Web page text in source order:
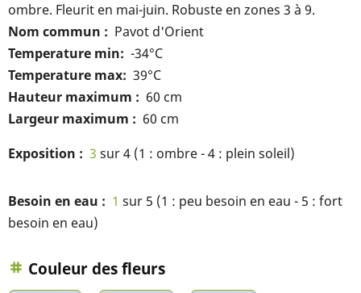
ombre. Fleurit en mai-juin. Robuste en zones 3 à 9.
Nom commun
Pavot d'Orient
Temperature min
-34°C
Temperature max 39°C
Hauteur maximum
60 cm
Largeur maximum
60 cm
Exposition
3 sur 4 (1 : ombre - 4 : plein soleil)
Besoin en eau 1 sur 5 (1 : peu besoin en eau - 5 : fort
besoin en eau)
Couleur des fleurs